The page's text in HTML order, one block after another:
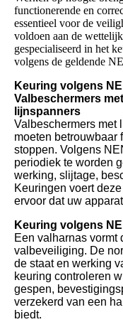
functionerende en
essentieel voor de
voldoen aan de
gespecialiseerd in het
volgens de geldende
Keuring volgens
Valbeschermers met
lijnspanners
Valbeschermers met
moeten betrouwbaar
stoppen. Volgens
periodiek te worden
werking, slijtage,
Keuringen voert
ervoor dat uw
Keuring volgens
Een valharnas vormt
valbeveiliging. De
de staat en werking
keuring controleren
gespen,
verzekerd van een
biedt.